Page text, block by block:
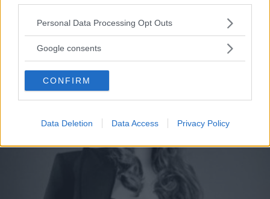
Please note that this website/app uses one or more Google
not limited to your visit or usage behaviour. You may click to
use your data for below specified purposes in below Google
consent section.
Personal Data Processing Opt Outs
Google consents
CONFIRM
Data Deletion Data Access Privacy Policy
Le frasi di Taylor Swift che aiutano a superare la rottura di
una relazione: sono tratte dalle sue canzoni più belle sulla
PERDITA DURANGO